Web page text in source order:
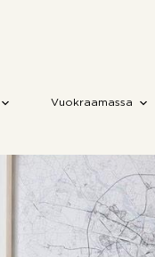
Vuokraamassa